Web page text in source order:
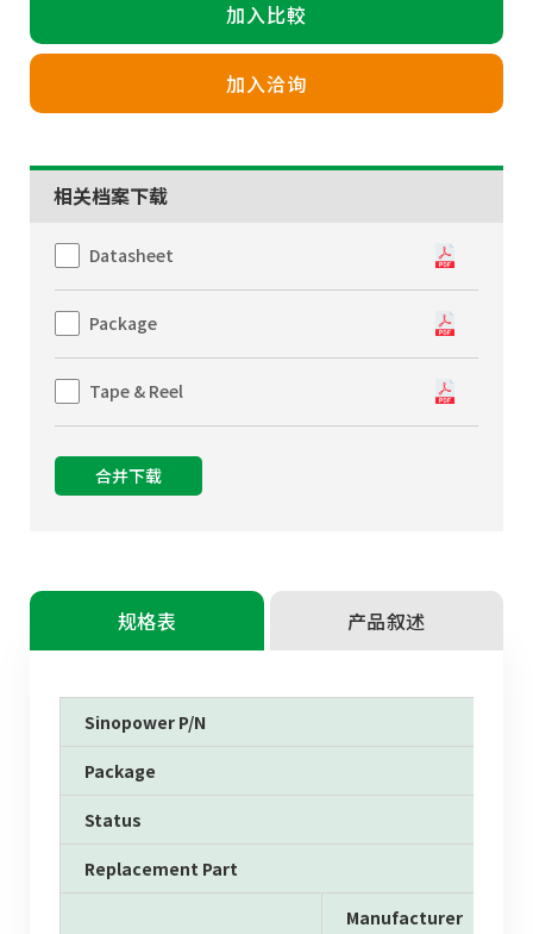
加入比較
加入洽询
相关档案下载
Datasheet
Package
Tape & Reel
合并下载
规格表 产品叙述
Sinopower P/N
Package
Status
Replacement Part
Manufacturer